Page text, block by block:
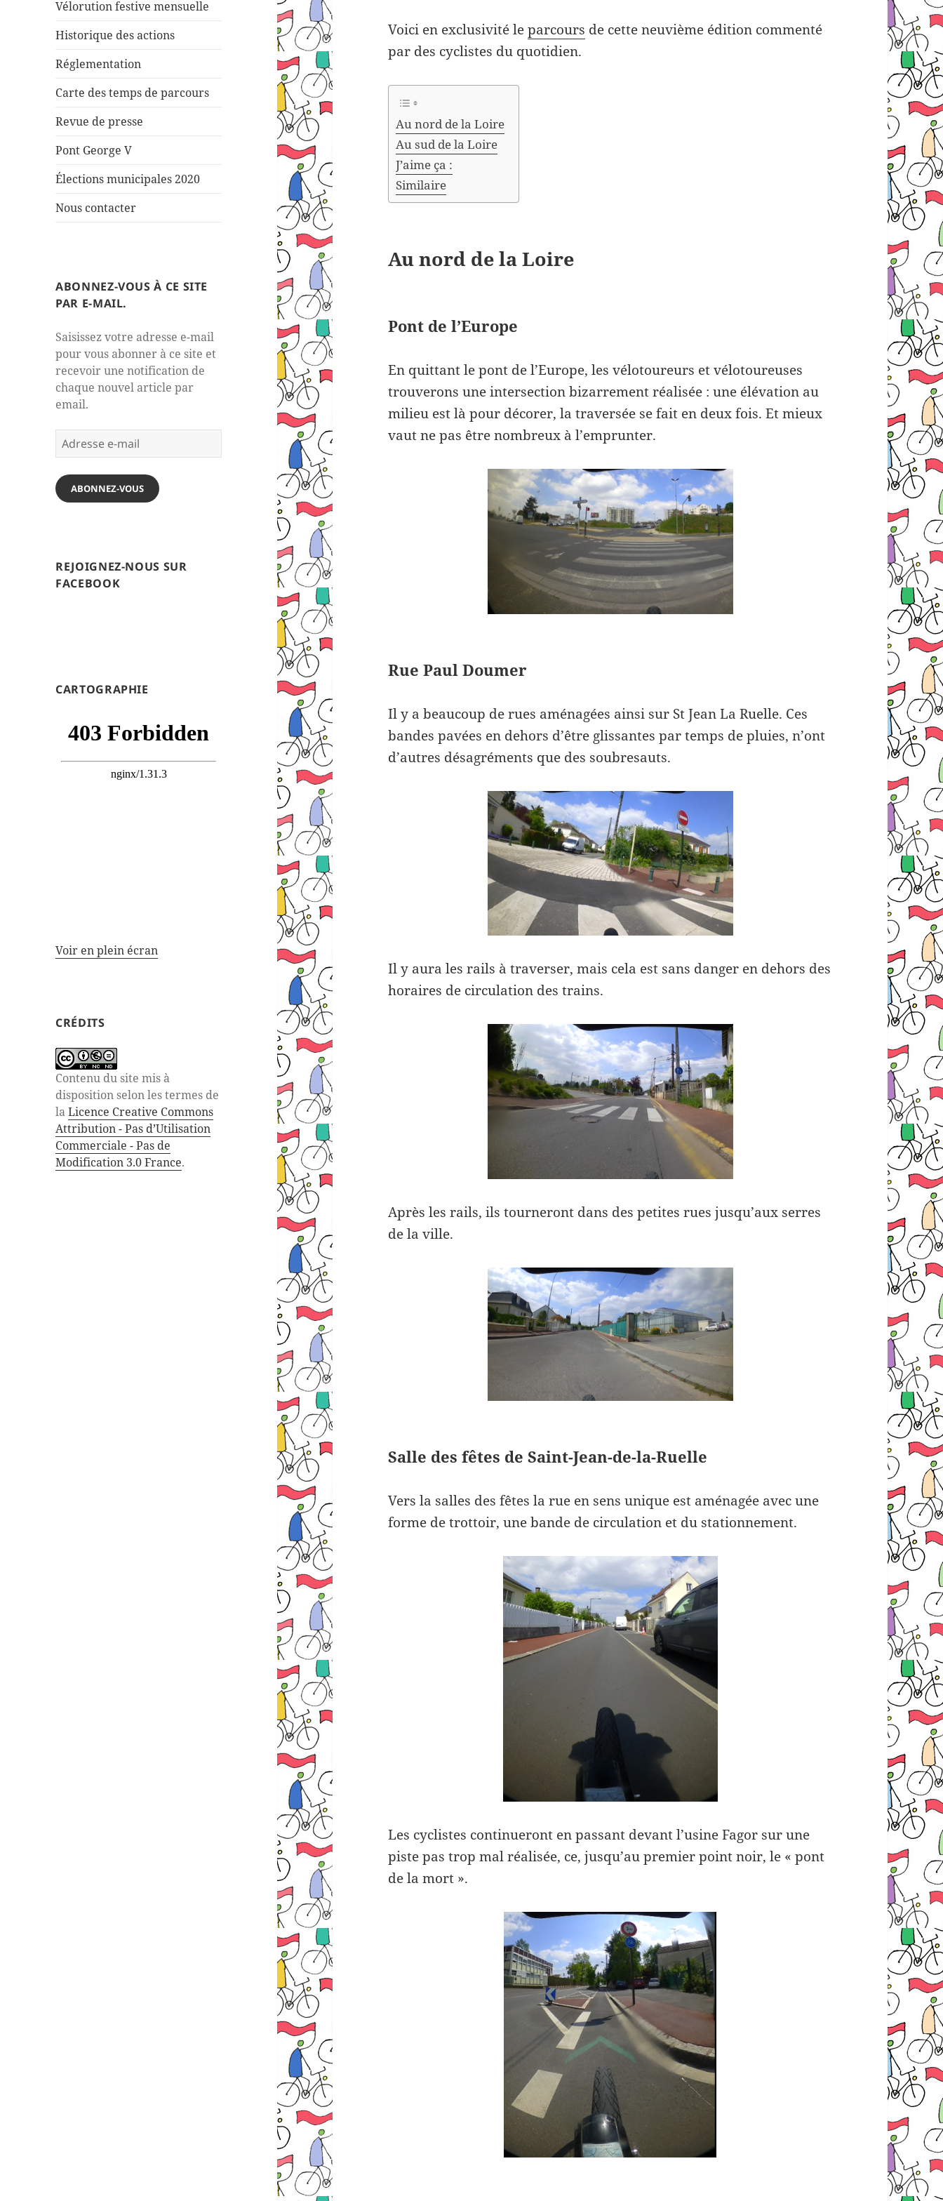
Vélorution festive mensuelle
Historique des actions
Réglementation
Carte des temps de parcours
Revue de presse
Pont George V
Élections municipales 2020
Nous contacter
ABONNEZ-VOUS À CE SITE
PAR E-MAIL.
Saisissez votre adresse e-mail
pour vous abonner à ce site et
recevoir une notification de
chaque nouvel article par
email.
Adresse
e-
mail
ABONNEZ-VOUS
REJOIGNEZ-NOUS SUR
FACEBOOK
CARTOGRAPHIE
Voir en plein écran
CRÉDITS
Contenu du site mis à
disposition selon les termes de
laLicence Creative Commons
Attribution - Pas d’Utilisation
Commerciale - Pas de
Modification 3.0 France.
Voici en exclusivité leparcours de cette neuvième édition commenté
par des cyclistes du quotidien.
Au nord de la Loire
Au sud de la Loire
J’aime ça :
Similaire
Au nord de la Loire
Pont de l’Europe
En quittant le pont de l’Europe, les vélotoureurs et vélotoureuses
trouverons une intersection bizarrement réalisée : une élévation au
milieu est là pour décorer, la traversée se fait en deux fois. Et mieux
vaut ne pas être nombreux à l’emprunter.
Rue Paul Doumer
Il y a beaucoup de rues aménagées ainsi sur St Jean La Ruelle. Ces
bandes pavées en dehors d’être glissantes par temps de pluies, n’ont
d’autres désagréments que des soubresauts.
Il y aura les rails à traverser, mais cela est sans danger en dehors des
horaires de circulation des trains.
Après les rails, ils tourneront dans des petites rues jusqu’aux serres
de la ville.
Salle des fêtes de Saint-Jean-de-la-Ruelle
Vers la salles des fêtes la rue en sens unique est aménagée avec une
forme de trottoir, une bande de circulation et du stationnement.
Les cyclistes continueront en passant devant l’usine Fagor sur une
piste pas trop mal réalisée, ce, jusqu’au premier point noir, le « pont
de la mort ».